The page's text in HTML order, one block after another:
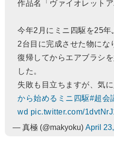
作品名「ヴァイオレットア
今年2月にミニ四駆を25年
2台目に完成させた物にな
復帰してからエアブラシ
した。
失敗も目立ちますが、気
から始めるミニ四駆#超会
wd pic.twitter.com/
— 真極 (@makyoku) April